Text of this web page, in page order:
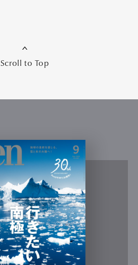
Scroll to Top